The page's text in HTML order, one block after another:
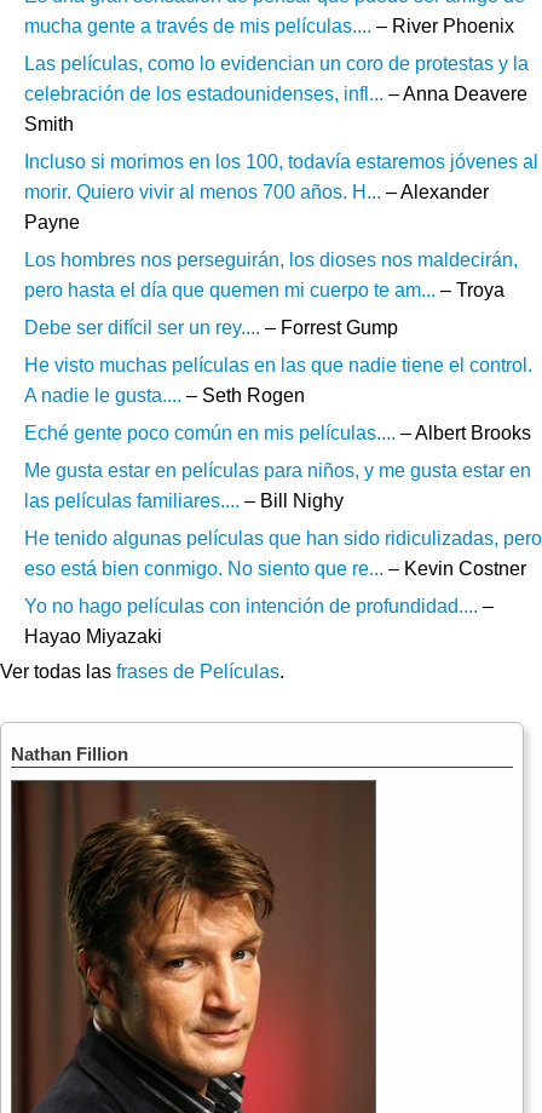
mucha gente a través de mis películas.... – River Phoenix
Las películas, como lo evidencian un coro de protestas y la
celebración de los estadounidenses, infl... – Anna Deavere
Smith
Incluso si morimos en los 100, todavía estaremos jóvenes al
morir. Quiero vivir al menos 700 años. H... – Alexander
Payne
Los hombres nos perseguirán, los dioses nos maldecirán,
pero hasta el día que quemen mi cuerpo te am... – Troya
Debe ser difícil ser un rey.... – Forrest Gump
He visto muchas películas en las que nadie tiene el control.
A nadie le gusta.... – Seth Rogen
Eché gente poco común en mis películas.... – Albert Brooks
Me gusta estar en películas para niños, y me gusta estar en
las películas familiares.... – Bill Nighy
He tenido algunas películas que han sido ridiculizadas, pero
eso está bien conmigo. No siento que re... – Kevin Costner
Yo no hago películas con intención de profundidad.... –
Hayao Miyazaki
Ver todas las frases de Películas.
Nathan Fillion